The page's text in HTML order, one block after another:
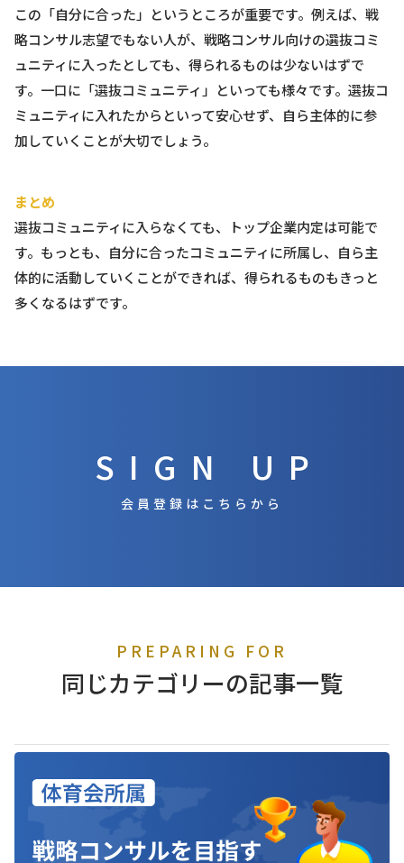
この「自分に合った」というところが重要です。例えば、戦
略コンサル志望でもない人が、戦略コンサル向けの選抜コミ
ュニティに入ったとしても、得られるものは少ないはずで
す。一口に「選抜コミュニティ」といっても様々です。選抜コ
ミュニティに入れたからといって安心せず、自ら主体的に参
加していくことが大切でしょう。
まとめ
選抜コミュニティに入らなくても、トップ企業内定は可能で
す。もっとも、自分に合ったコミュニティに所属し、自ら主
体的に活動していくことができれば、得られるものもきっと
多くなるはずです。
SIGN UP
会員登録はこちらから
PREPARING FOR
同じカテゴリーの記事一覧